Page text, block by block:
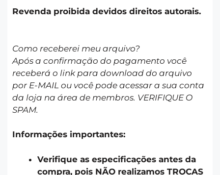
Revenda proibida devidos direitos autorais.
Como receberei meu arquivo?
Após a confirmação do pagamento você
receberá o link para download do arquivo
por E-MAIL ou você pode acessar a sua conta
da loja na área de membros. VERIFIQUE O
SPAM.
Informações importantes:
Verifique as especificações antes da
compra, pois NÃO realizamos TROCAS